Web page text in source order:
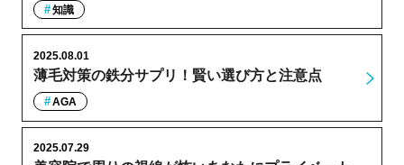
知識
薄毛対策の鉄分サプリ！賢い選び方と注意点
2025.08.01
AGA
2025.07.29